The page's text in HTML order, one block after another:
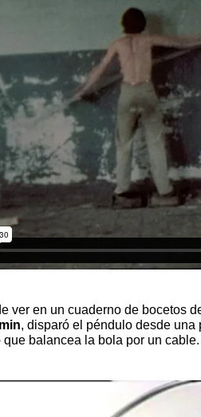
ver en un cuaderno de bocetos
, disparó el péndulo desde
balancea la bola por un cable.